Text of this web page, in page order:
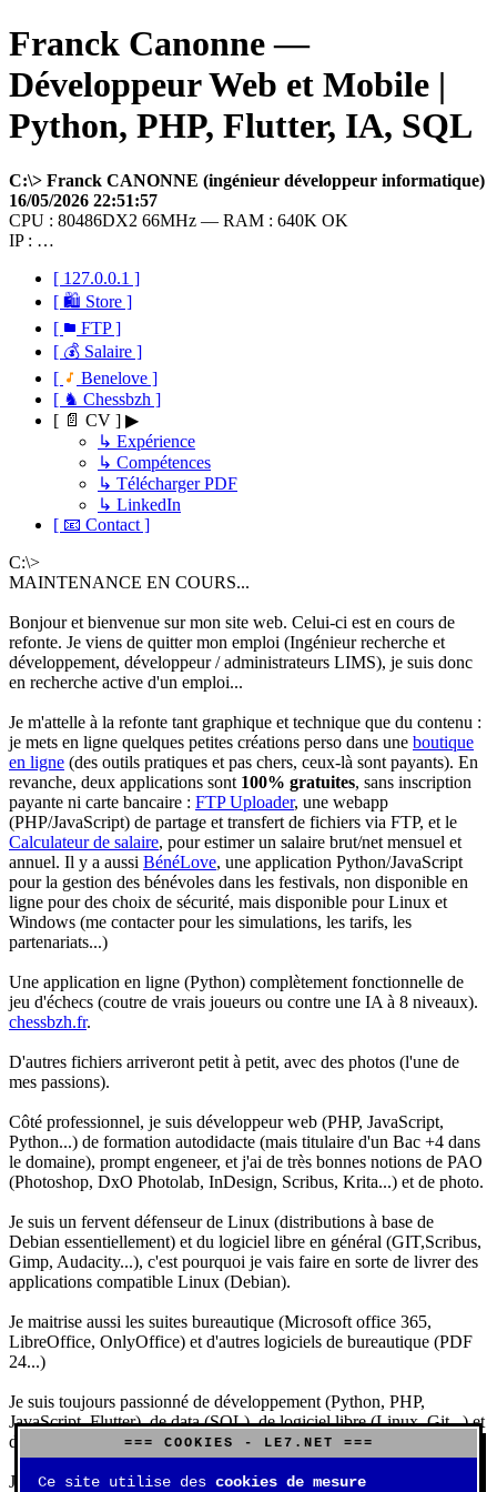
Franck Canonne —
Développeur Web et Mobile |
Python, PHP, Flutter, IA, SQL
C:\> Franck CANONNE (ingénieur développeur informatique)
16/05/2026 22:51:57
CPU : 80486DX2 66MHz — RAM : 640K OK
IP : …
[ 127.0.0.1 ]
[ 🛍 Store ]
[
FTP ]
[ 💰 Salaire ]
[
Benelove ]
[ ♞ Chessbzh ]
[ 📄 CV ] ▶
↳ Expérience
↳ Compétences
↳ Télécharger PDF
↳ LinkedIn
[ 📧 Contact ]
C:\>
MAINTENANCE EN COURS...
Bonjour et bienvenue sur mon site web. Celui-ci est en cours de
refonte. Je viens de quitter mon emploi (Ingénieur recherche et
développement, développeur / administrateurs LIMS), je suis donc
en recherche active d'un emploi...
Je m'attelle à la refonte tant graphique et technique que du contenu :
je mets en ligne quelques petites créations perso dans une boutique
en ligne (des outils pratiques et pas chers, ceux-là sont payants). En
revanche, deux applications sont 100% gratuites, sans inscription
payante ni carte bancaire : FTP Uploader, une webapp
(PHP/JavaScript) de partage et transfert de fichiers via FTP, et le
Calculateur de salaire, pour estimer un salaire brut/net mensuel et
annuel. Il y a aussi BénéLove, une application Python/JavaScript
pour la gestion des bénévoles dans les festivals, non disponible en
ligne pour des choix de sécurité, mais disponible pour Linux et
Windows (me contacter pour les simulations, les tarifs, les
partenariats...)
Une application en ligne (Python) complètement fonctionnelle de
jeu d'échecs (coutre de vrais joueurs ou contre une IA à 8 niveaux).
chessbzh.fr.
D'autres fichiers arriveront petit à petit, avec des photos (l'une de
mes passions).
Côté professionnel, je suis développeur web (PHP, JavaScript,
Python...) de formation autodidacte (mais titulaire d'un Bac +4 dans
le domaine), prompt engeneer, et j'ai de très bonnes notions de PAO
(Photoshop, DxO Photolab, InDesign, Scribus, Krita...) et de photo.
Je suis un fervent défenseur de Linux (distributions à base de
Debian essentiellement) et du logiciel libre en général (GIT,Scribus,
Gimp, Audacity...), c'est pourquoi je vais faire en sorte de livrer des
applications compatible Linux (Debian).
Je maitrise aussi les suites bureautique (Microsoft office 365,
LibreOffice, OnlyOffice) et d'autres logiciels de bureautique (PDF
24...)
Je suis toujours passionné de développement (Python, PHP,
JavaScript, Flutter), de data (SQL), de logiciel libre (Linux, Git...) et
d'IA (principalement Claude et DeepSeek).
J'aime jouer, surtout aux jeux de sociétés (Risk, Uno, Scrabble...),
=== COOKIES - LE7.NET ===
Ce site utilise des cookies de mesure